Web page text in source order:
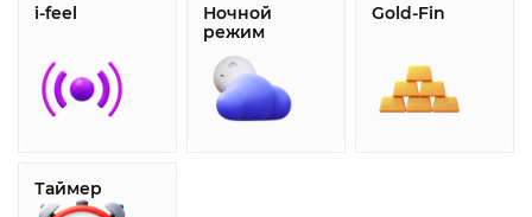
i-feel
Ночной
режим
Gold-Fin
Таймер